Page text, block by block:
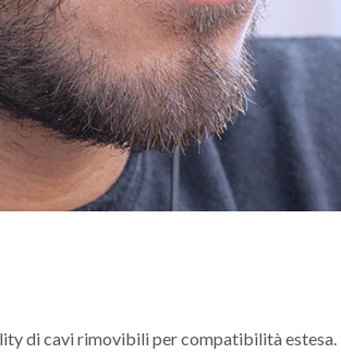
di cavi rimovibili per compatibilità estesa.